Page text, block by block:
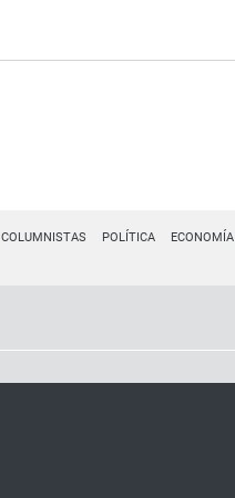
COLUMNISTAS POLÍTICA ECONOMÍA